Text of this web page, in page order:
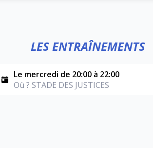
LES ENTRAÎNEMENTS
Le mercredi de 20:00 à 22:00
Où ? STADE DES JUSTICES